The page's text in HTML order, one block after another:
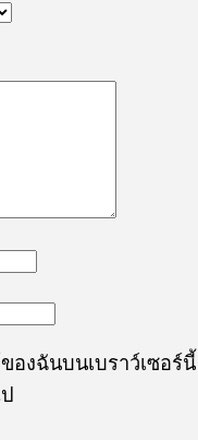
องฉันบนเบราว์เซอร์นี้